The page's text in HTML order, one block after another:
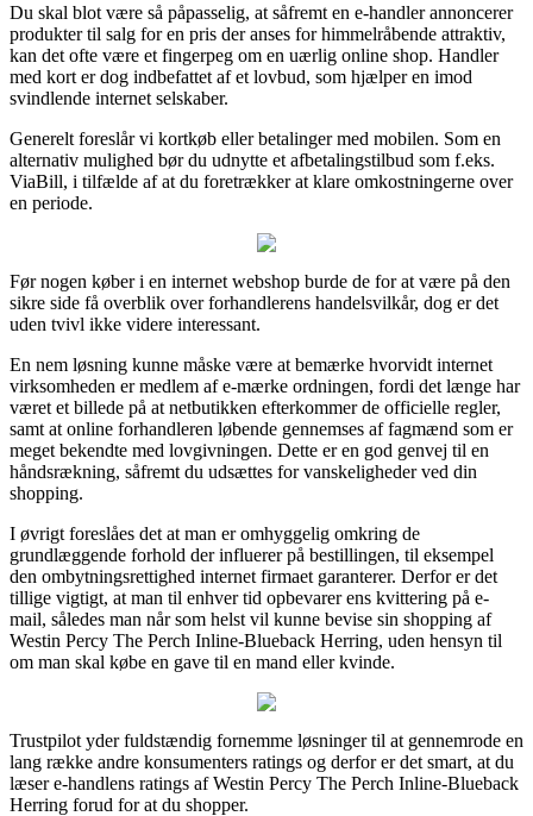
Du skal blot være så påpasselig, at såfremt en e-handler annoncerer
produkter til salg for en pris der anses for himmelråbende attraktiv,
kan det ofte være et fingerpeg om en uærlig online shop. Handler
med kort er dog indbefattet af et lovbud, som hjælper en imod
svindlende internet selskaber.
Generelt foreslår vi kortkøb eller betalinger med mobilen. Som en
alternativ mulighed bør du udnytte et afbetalingstilbud som f.eks.
ViaBill, i tilfælde af at du foretrækker at klare omkostningerne over
en periode.
Før nogen køber i en internet webshop burde de for at være på den
sikre side få overblik over forhandlerens handelsvilkår, dog er det
uden tvivl ikke videre interessant.
En nem løsning kunne måske være at bemærke hvorvidt internet
virksomheden er medlem af e-mærke ordningen, fordi det længe har
været et billede på at netbutikken efterkommer de officielle regler,
samt at online forhandleren løbende gennemses af fagmænd som er
meget bekendte med lovgivningen. Dette er en god genvej til en
håndsrækning, såfremt du udsættes for vanskeligheder ved din
shopping.
I øvrigt foreslåes det at man er omhyggelig omkring de
grundlæggende forhold der influerer på bestillingen, til eksempel
den ombytningsrettighed internet firmaet garanterer. Derfor er det
tillige vigtigt, at man til enhver tid opbevarer ens kvittering på e-
mail, således man når som helst vil kunne bevise sin shopping af
Westin Percy The Perch Inline-Blueback Herring, uden hensyn til
om man skal købe en gave til en mand eller kvinde.
Trustpilot yder fuldstændig fornemme løsninger til at gennemrode en
lang række andre konsumenters ratings og derfor er det smart, at du
læser e-handlens ratings af Westin Percy The Perch Inline-Blueback
Herring forud for at du shopper.